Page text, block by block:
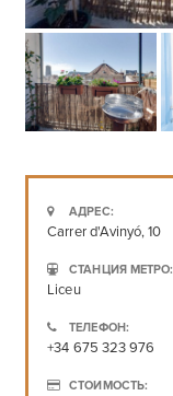
АДРЕС:
Carrer d'Avinyó, 10
СТАНЦИЯ МЕТРО:
Liceu
ТЕЛЕФОН:
+34 675 323 976
СТОИМОСТЬ: